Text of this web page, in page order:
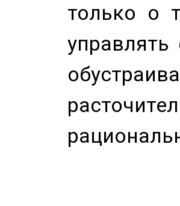
только о